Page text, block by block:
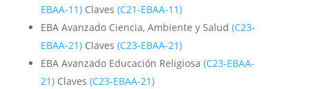
EBAA-11)Claves (C21-EBAA-11)
EBA Avanzado Ciencia, Ambiente y Salud (C23-
EBAA-21)Claves (C23-EBAA-21)
EBA Avanzado Educación Religiosa (C23-EBAA-
21)Claves (C23-EBAA-21)